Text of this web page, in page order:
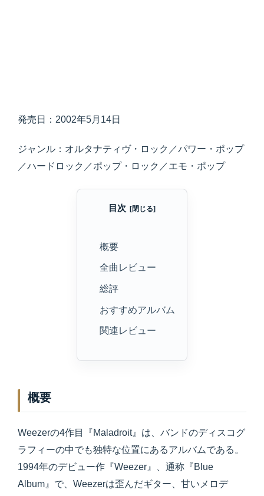
発売日：2002年5月14日
ジャンル：オルタナティヴ・ロック／パワー・ポップ
／ハードロック／ポップ・ロック／エモ・ポップ
目次
概要
全曲レビュー
総評
おすすめアルバム
関連レビュー
概要
Weezerの4作目『Maladroit』は、バンドのディスコグ
ラフィーの中でも独特な位置にあるアルバムである。
1994年のデビュー作『Weezer』、通称『Blue
Album』で、Weezerは歪んだギター、甘いメロデ